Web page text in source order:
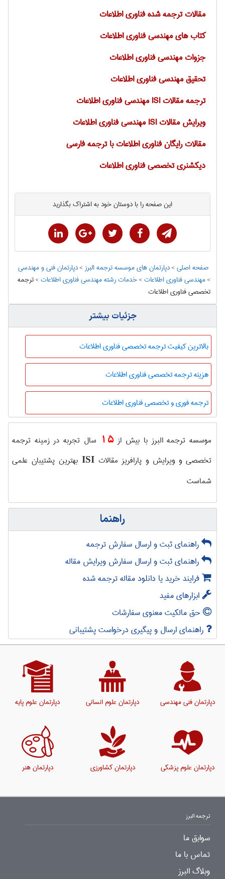
مقالات ترجمه شده فناوری اطلاعات
کتاب های مهندسی فناوری اطلاعات
جزوات مهندسی فناوری اطلاعات
تحقیق مهندسی فناوری اطلاعات
ترجمه مقالات ISI مهندسی فناوری اطلاعات
ويرايش مقالات ISI مهندسی فناوری اطلاعات
مقالات رایگان فناوری اطلاعات با ترجمه فارسی
دیکشنری تخصصی فناوری اطلاعات
این صفحه را با دوستان خود به اشتراک بگذارید
صفحه اصلی>دپارتمان های موسسه ترجمه البرز>دپارتمان فنی و مهندسی
>مهندسی فناوری اطلاعات>خدمات رشته مهندسی فناوری اطلاعات>ترجمه
تخصصی فناوری اطلاعات
جزئیات بیشتر
بالاترین کیفیت ترجمه تخصصی فناوری اطلاعات
هزینه ترجمه تخصصی فناوری اطلاعات
ترجمه فوری و تخصصی فناوری اطلاعات
موسسه ترجمه البرز با بیش از15 سال تجربه در زمینه ترجمه
تخصصی و ویرایش و پارافریز مقالاتISI بهترین پشتیبان علمی
شماست
راهنما
راهنمای ثبت و ارسال سفارش ترجمه
راهنمای ثبت و ارسال سفارش ویرایش مقاله
فرایند خرید یا دانلود مقاله ترجمه شده
ابزارهای مفید
حق مالکیت معنوی سفارشات
راهنمای ارسال و پیگیری درخواست پشتیبانی
دپارتمان فنی مهندسی دپارتمان علوم انسانی دپارتمان علوم پایه
دپارتمان علوم پزشکی دپارتمان کشاورزی دپارتمان هنر
ترجمه البرز
سوابق ما
تماس با ما
وبلاگ البرز